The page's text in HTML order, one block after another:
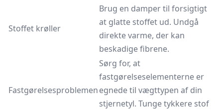
Stoffet krøller
Brug en damper til forsigtigt
at glatte stoffet ud. Undgå
direkte varme, der kan
beskadige fibrene.
Fastgørelsesproblemen
Sørg for, at
fastgørelseselementerne er
egnede til vægttypen af din
stjernetyl. Tunge tykkere stof